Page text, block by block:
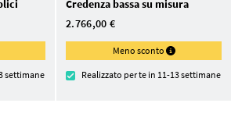
settimane
Credenza bassa su misura
2.766,00 €
Meno sconto
Realizzato per te in 11-13 settimane